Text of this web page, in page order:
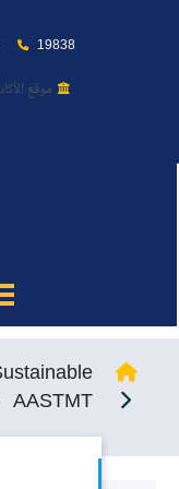
19838
موقع
AASTMT